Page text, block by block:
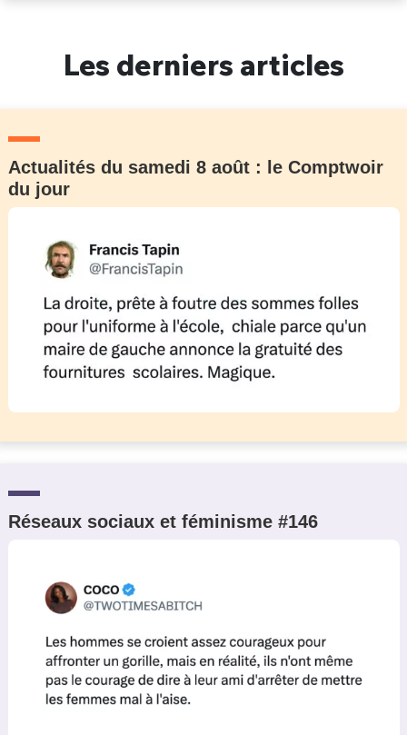
Les derniers articles
Actualités du samedi 8 août : le Comptwoir
du jour
Réseaux sociaux et féminisme #146